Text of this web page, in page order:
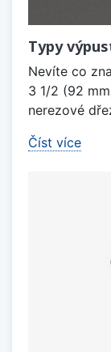
Typy
Nevíte co
3 1/2 (92
nerezové
Číst více